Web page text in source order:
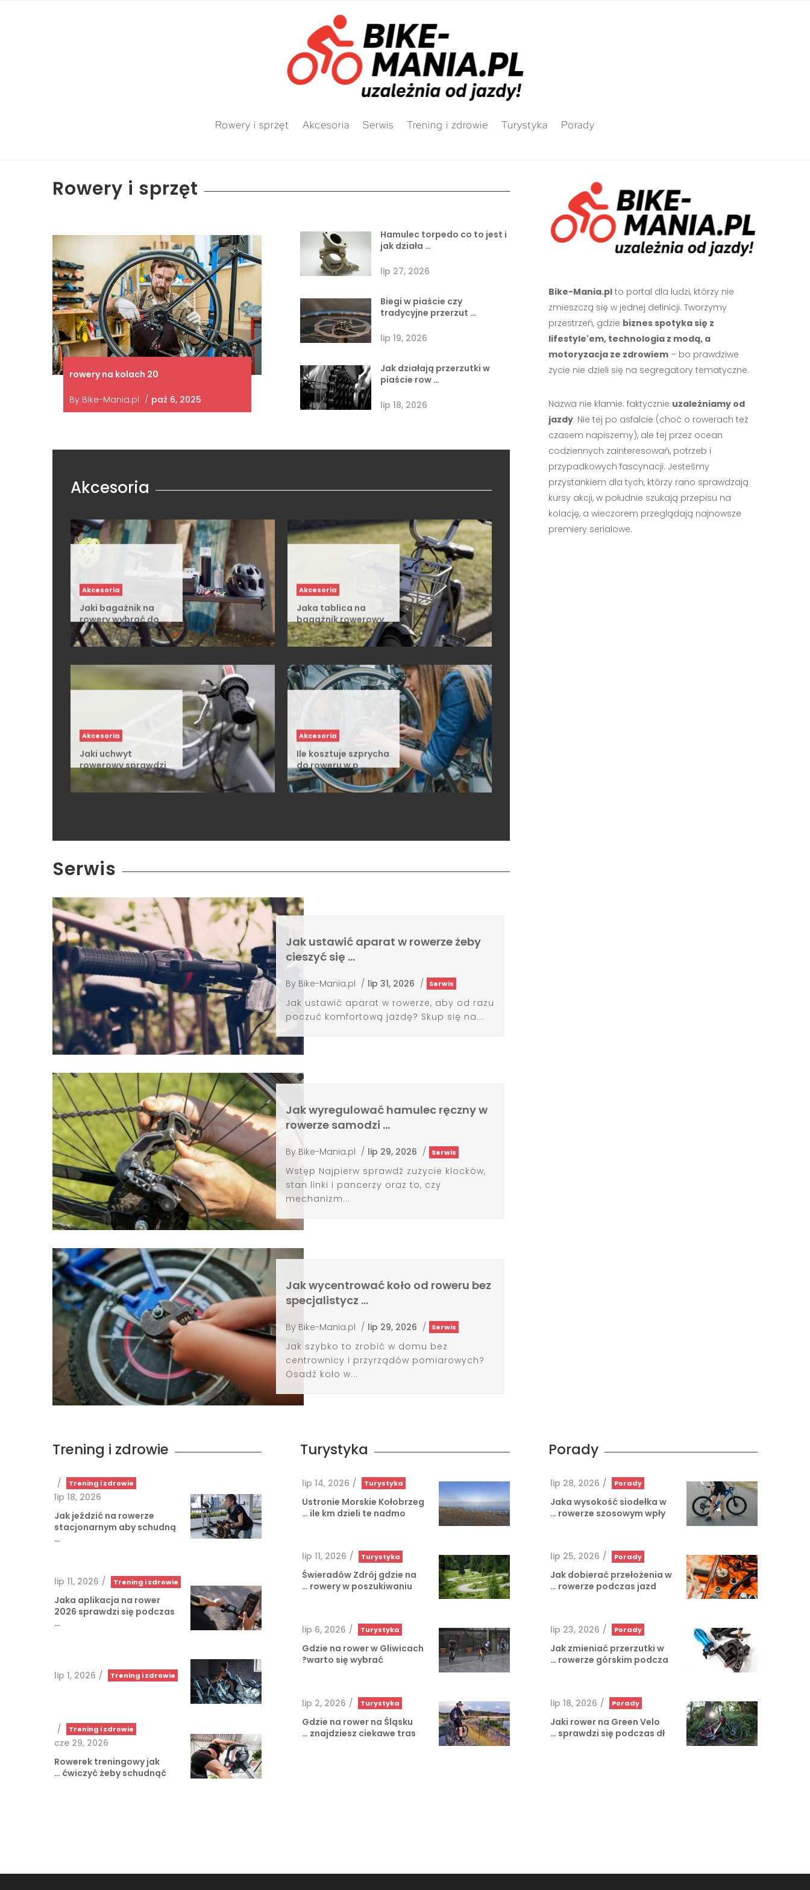
Rowery i sprzęt Akcesoria Serwis Trening i zdrowie Turystyka Porady
Rowery i sprzęt
rowery na kolach 20
By Bike-Mania.pl / paź 6, 2025
Hamulec torpedo co to jest i
jak działa …
lip 27, 2026
Biegi w piaście czy
tradycyjne przerzut …
lip 19, 2026
Jak działają przerzutki w
piaście row …
lip 18, 2026
Akcesoria
Akcesoria
Jaki bagażnik na
rowery wybrać do …
Akcesoria
Jaka tablica na
bagażnik rowerowy
…
Akcesoria
Jaki uchwyt
rowerowy sprawdzi
się …
Akcesoria
Ile kosztuje szprycha
do roweru w p …
Serwis
Jak ustawić aparat w rowerze żeby
cieszyć się …
By Bike-Mania.pl / lip 31, 2026 / Serwis
Jak ustawić aparat w rowerze, aby od razu
poczuć komfortową jazdę? Skup się na...
Jak wyregulować hamulec ręczny w
rowerze samodzi …
By Bike-Mania.pl / lip 29, 2026 / Serwis
Wstęp Najpierw sprawdź zużycie klocków,
stan linki i pancerzy oraz to, czy
mechanizm...
Jak wycentrować koło od roweru bez
specjalistycz …
By Bike-Mania.pl / lip 29, 2026 / Serwis
Jak szybko to zrobić w domu bez
centrownicy i przyrządów pomiarowych?
Osadź koło w...
Bike-Mania.plto portal dla ludzi, którzy nie
zmieszczą się w jednej definicji. Tworzymy
przestrzeń, gdzie biznes spotyka się z
lifestyle'em, technologia z modą, a
motoryzacja ze zdrowiem– bo prawdziwe
życie nie dzieli się na segregatory tematyczne.
Nazwa nie kłamie: faktycznie uzależniamy od
jazdy. Nie tej po asfalcie (choć o rowerach też
czasem napiszemy), ale tej przez ocean
codziennych zainteresowań, potrzeb i
przypadkowych fascynacji. Jesteśmy
przystankiem dla tych, którzy rano sprawdzają
kursy akcji, w południe szukają przepisu na
kolację, a wieczorem przeglądają najnowsze
premiery serialowe.
Trening i zdrowie
Trening i zdrowie
/
lip 18, 2026
Jak jeździć na rowerze
stacjonarnym aby schudną
…
Trening i zdrowie
/
lip 11, 2026
Jaka aplikacja na rower
2026 sprawdzi się podczas
…
Trening i zdrowie
/
lip 1, 2026
Trening i zdrowie
/
cze 29, 2026
Rowerek treningowy jak
ćwiczyć żeby schudnąć …
Turystyka
Turystyka
/
lip 14, 2026
Ustronie Morskie Kołobrzeg
ile km dzieli te nadmo …
Turystyka
/
lip 11, 2026
Świeradów Zdrój gdzie na
rowery w poszukiwaniu …
Turystyka
/
lip 6, 2026
Gdzie na rower w Gliwicach
warto się wybrać?
Turystyka
/
lip 2, 2026
Gdzie na rower na Śląsku
znajdziesz ciekawe tras …
Porady
Porady
/
lip 28, 2026
Jaka wysokość siodełka w
rowerze szosowym wpły …
Porady
/
lip 25, 2026
Jak dobierać przełożenia w
rowerze podczas jazd …
Porady
/
lip 23, 2026
Jak zmieniać przerzutki w
rowerze górskim podcza …
Porady
/
lip 18, 2026
Jaki rower na Green Velo
sprawdzi się podczas dł …